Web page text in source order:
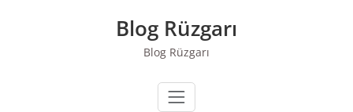
Blog Rüzgarı
Blog Rüzgarı